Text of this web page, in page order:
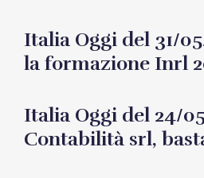
Italia Oggi del 31/
la formazione Inrl
Italia Oggi del 24/
Contabilità srl,